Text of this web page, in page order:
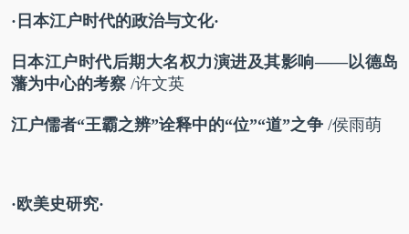
·日本江户时代的政治与文化·
日本江户时代后期 大名权力演进及其影响——以德岛
藩为中心的考察/许文英
江户儒者“王霸之辨”诠释中的“位”“道”之争/侯雨萌
·欧美史研究·